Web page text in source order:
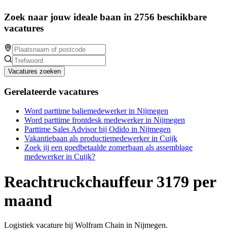
Zoek naar jouw ideale baan in 2756 beschikbare
vacatures
Vacatures zoeken
Gerelateerde vacatures
Word parttime baliemedewerker in Nijmegen
Word parttime frontdesk medewerker in Nijmegen
Parttime Sales Advisor bij Odido in Nijmegen
Vakantiebaan als productiemedewerker in Cuijk
Zoek jij een goedbetaalde zomerbaan als assemblage
medewerker in Cuijk?
Reachtruckchauffeur 3179 per
maand
Logistiek vacature bij Wolfram Chain in Nijmegen.